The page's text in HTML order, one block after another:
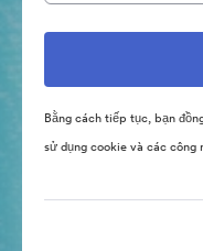
Bằng cách tiếp tục, bạn
sử dụng cookie và các công